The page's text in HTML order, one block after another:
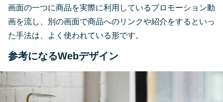
画面の一つに商品を実際に利用しているプロモーション動
画を流し、別の画面で商品へのリンクや紹介をするといっ
た手法は、よく使われている形です。
参考になるWebデザイン